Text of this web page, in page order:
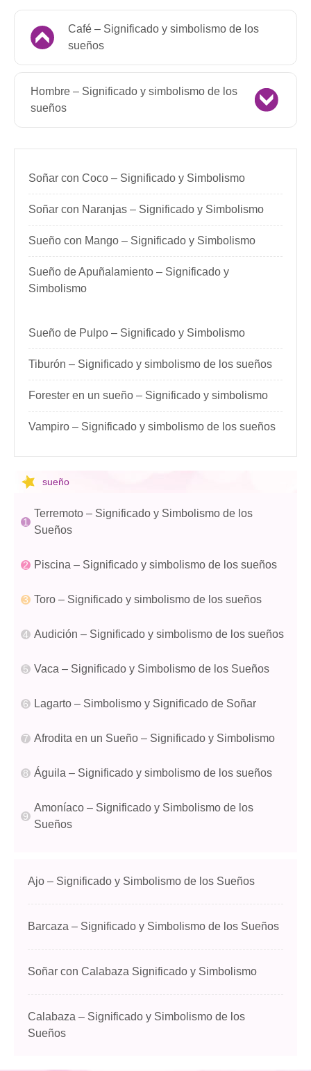
Café – Significado y simbolismo de los
sueños
Hombre – Significado y simbolismo de los
sueños
Soñar con Coco – Significado y Simbolismo
Soñar con Naranjas – Significado y Simbolismo
Sueño con Mango – Significado y Simbolismo
Sueño de Apuñalamiento – Significado y
Simbolismo
Sueño de Pulpo – Significado y Simbolismo
Tiburón – Significado y simbolismo de los sueños
Forester en un sueño – Significado y simbolismo
Vampiro – Significado y simbolismo de los sueños
sueño
Terremoto – Significado y Simbolismo de los
Sueños
Piscina – Significado y simbolismo de los sueños
Toro – Significado y simbolismo de los sueños
Audición – Significado y simbolismo de los sueños
Vaca – Significado y Simbolismo de los Sueños
Lagarto – Simbolismo y Significado de Soñar
Afrodita en un Sueño – Significado y Simbolismo
Águila – Significado y simbolismo de los sueños
Amoníaco – Significado y Simbolismo de los
Sueños
Ajo – Significado y Simbolismo de los Sueños
Barcaza – Significado y Simbolismo de los Sueños
Soñar con Calabaza Significado y Simbolismo
Calabaza – Significado y Simbolismo de los
Sueños